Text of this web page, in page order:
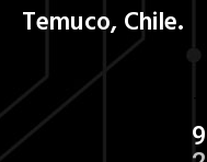
Temuco, Chile.